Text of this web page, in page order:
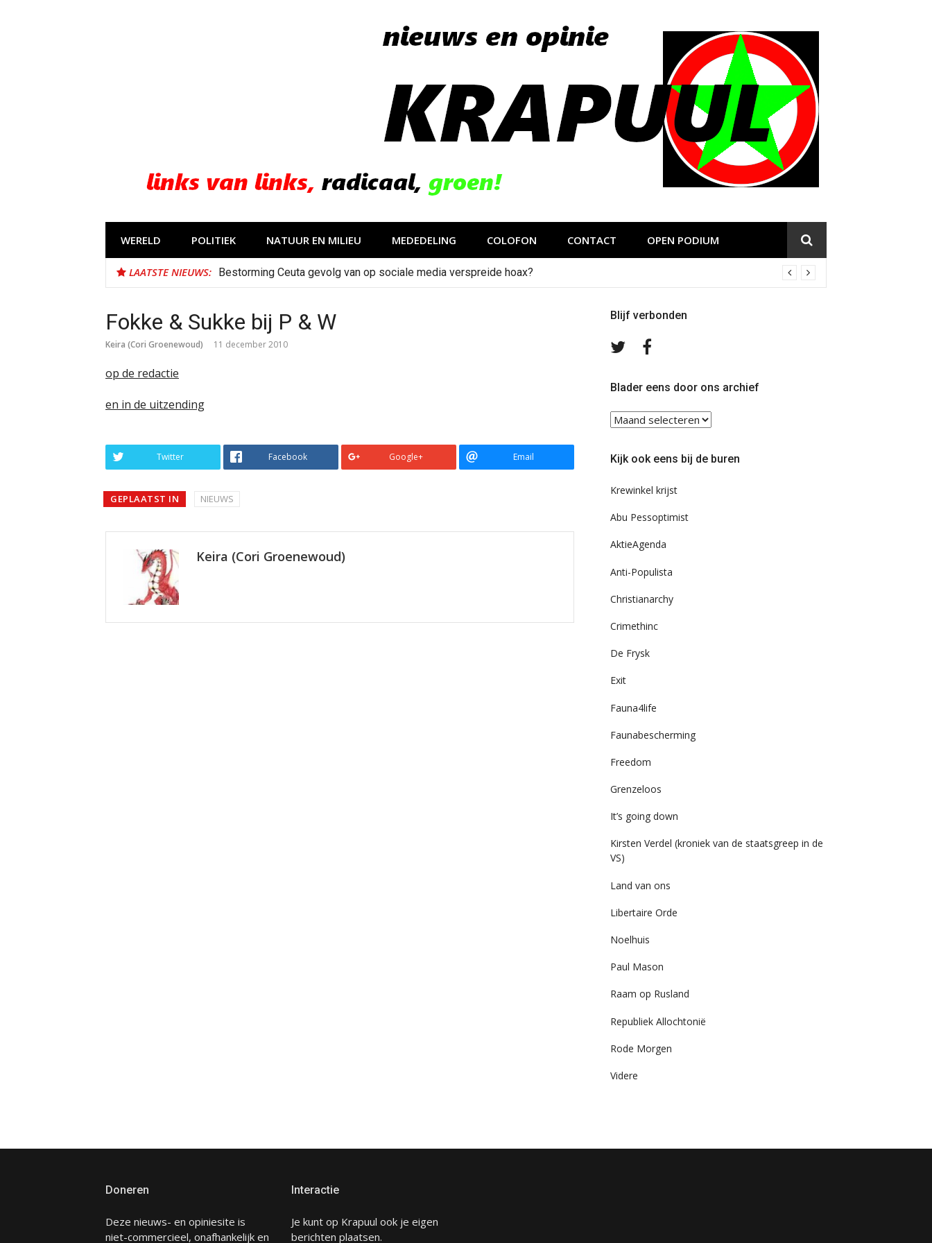
WERELD POLITIEK NATUUR EN MILIEU MEDEDELING COLOFON CONTACT OPEN PODIUM
LAATSTE NIEUWS: Bestorming Ceuta gevolg van op sociale media verspreide hoax?
Fokke & Sukke bij P & W
Keira (Cori Groenewoud) 11 december 2010
op de redactie
en in de uitzending
Twitter Facebook Google+ Email
GEPLAATST IN NIEUWS
Keira (Cori Groenewoud)
Blijf verbonden
Volg
TwitterFacebook
Blader eens door ons archief
Blader
eens
ons
Kijk ook eens bij de buren
Krewinkel krijst
Abu Pessoptimist
AktieAgenda
Anti-Populista
Christianarchy
Crimethinc
De Frysk
Exit
Fauna4life
Faunabescherming
Freedom
Grenzeloos
It’s going down
Kirsten Verdel (kroniek van de staatsgreep in de
VS)
Land van ons
Libertaire Orde
Noelhuis
Paul Mason
Raam op Rusland
Republiek Allochtonië
Rode Morgen
Videre
Doneren
Deze nieuws- en opiniesite is
niet-commercieel, onafhankelijk en
Interactie
Je kunt op Krapuul ook je eigen
berichten plaatsen.